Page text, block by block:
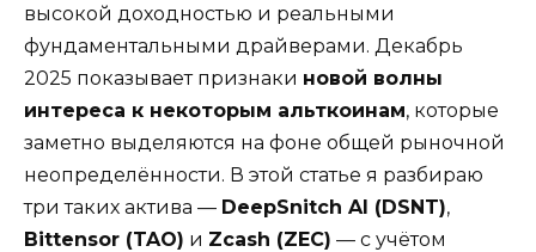
высокой доходностью и реальными
фундаментальными драйверами. Декабрь
2025 показывает признаки новой волны
интереса к некоторым альткоинам, которые
заметно выделяются на фоне общей рыночной
неопределённости. В этой статье я разбираю
три таких актива — DeepSnitch AI (DSNT),
Bittensor (TAO) и Zcash (ZEC) — с учётом